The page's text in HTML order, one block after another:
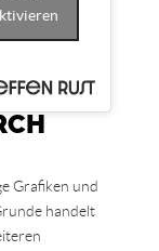
Grafiken und
handelt